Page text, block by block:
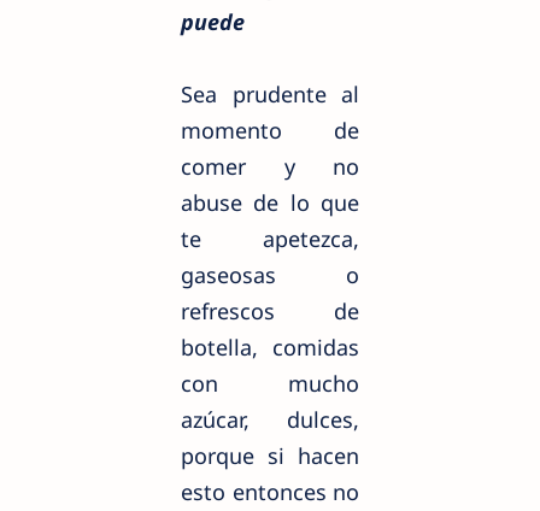
puede
Sea prudente al
momento de
comer y no
abuse de lo que
te apetezca,
gaseosas o
refrescos de
botella, comidas
con mucho
azúcar, dulces,
porque si hacen
esto entonces no